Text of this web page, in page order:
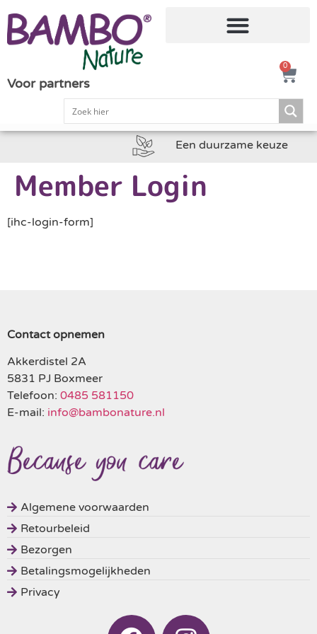
Voor partners
0
Een duurzame keuze
Member Login
[ihc-login-form]
Contact opnemen
Akkerdistel 2A
5831 PJ Boxmeer
Telefoon: 0485 581150
E-mail: info@bambonature.nl
Algemene voorwaarden
Retourbeleid
Bezorgen
Betalingsmogelijkheden
Privacy